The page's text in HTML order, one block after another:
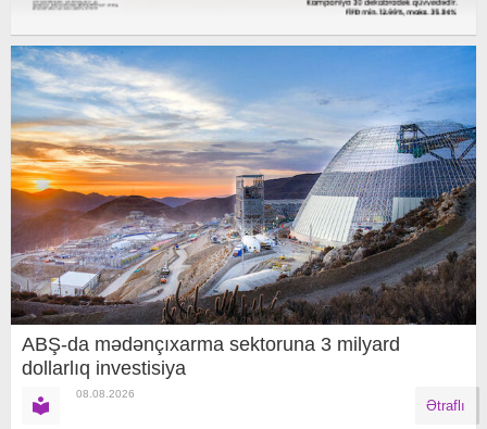
ABŞ-da mədənçıxarma sektoruna 3 milyard
dollarlıq investisiya
08.08.2026
Ətraflı